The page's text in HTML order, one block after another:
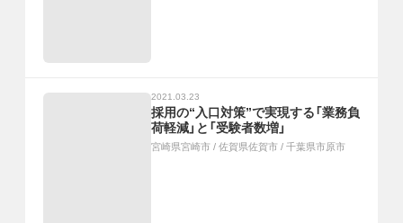
2021.03.23
採用の“入口対策”で実現する「業務負
荷軽減」と「受験者数増」
宮崎県宮崎市 / 佐賀県佐賀市 / 千葉県市原市